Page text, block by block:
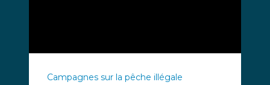
Campagnes sur la pêche illégale